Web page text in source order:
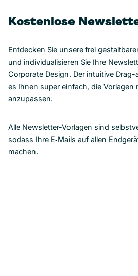
Kostenlose
Entdecken Sie unsere frei
und individualisieren Sie Ihre
Corporate Design. Der intuitive
es Ihnen super einfach, die Vorlagen
anzupassen.
Alle Newsletter-Vorlagen sind
sodass Ihre E‑Mails auf allen
machen.